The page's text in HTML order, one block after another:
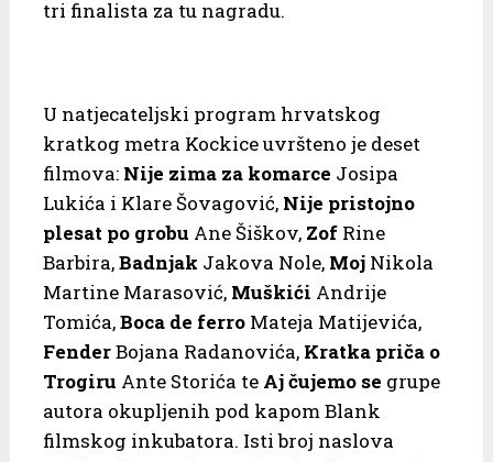
tri finalista za tu nagradu.
U natjecateljski program hrvatskog
kratkog metra Kockice uvršteno je deset
filmova: Nije zima za komarce Josipa
Lukića i Klare Šovagović, Nije pristojno
plesat po grobu Ane Šiškov, ZofRine
Barbira,Badnjak Jakova Nole, MojNikola
Martine Marasović, Muškići Andrije
Tomića,Boca de ferroMateja Matijevića,
FenderBojana Radanovića, Kratka priča o
Trogiru Ante Storića te Aj čujemo se grupe
autora okupljenih pod kapom Blank
filmskog inkubatora. Isti broj naslova